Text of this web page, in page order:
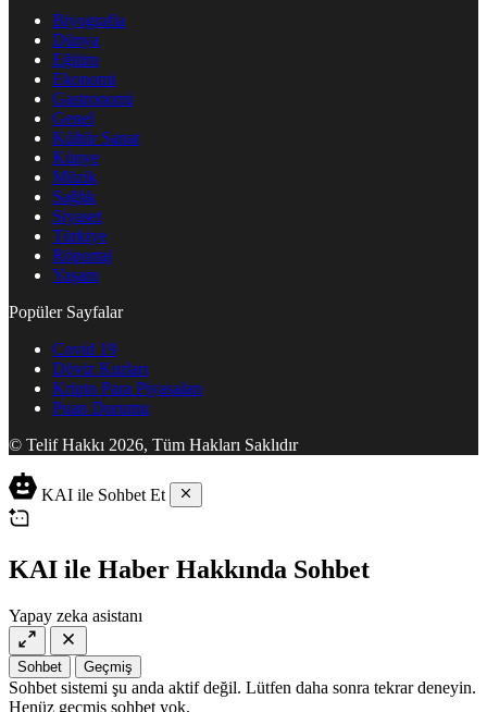
Biyografia
Dünya
Eğitim
Ekonomi
Gastronomi
Genel
Kültür Sanat
Künye
Müzik
Sağlık
Siyaset
Türkiye
Röportaj
Yaşam
Popüler Sayfalar
Covid 19
Döviz Kurları
Kripto Para Piyasaları
Puan Durumu
© Telif Hakkı 2026, Tüm Hakları Saklıdır
KAI ile Sohbet Et
KAI ile Haber Hakkında Sohbet
Yapay zeka asistanı
Sohbet Geçmiş
Sohbet sistemi şu anda aktif değil. Lütfen daha sonra tekrar deneyin.
Henüz geçmiş sohbet yok.